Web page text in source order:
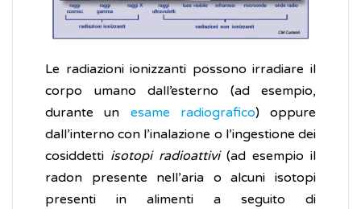
Le radiazioni ionizzanti possono irradiare il
corpo umano dall’esterno (ad esempio,
durante un esame radiografico) oppure
dall’interno con l’inalazione o l’ingestione dei
cosiddetti isotopi radioattivi(ad esempio il
radon presente nell’aria o alcuni isotopi
presenti in alimenti a seguito di